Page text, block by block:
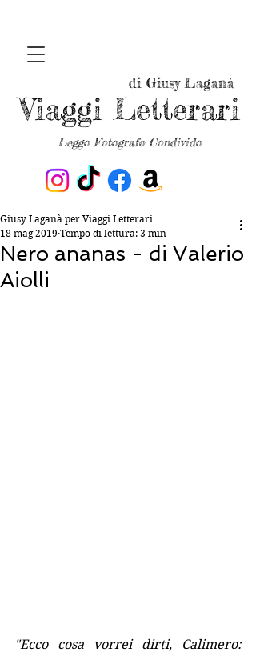
Leggo Fotografo Condivido
Viaggi Letterari
di Giusy Laganà
Nero ananas - di Valerio
Aiolli
Giusy Laganà per Viaggi Letterari
18 mag 2019 Tempo di lettura: 3 min
"Ecco cosa vorrei dirti, Calimero: